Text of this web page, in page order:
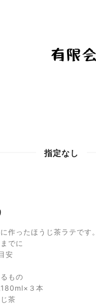
指定なし
作ったほうじ茶ラテです。
でに
安
もの
180ml×３本
茶